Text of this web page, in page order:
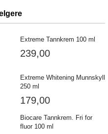
Extreme Tannkrem 100 ml
239,00
Extreme Whitening Munnskyll
250 ml
179,00
Biocare Tannkrem. Fri for
fluor 100 ml